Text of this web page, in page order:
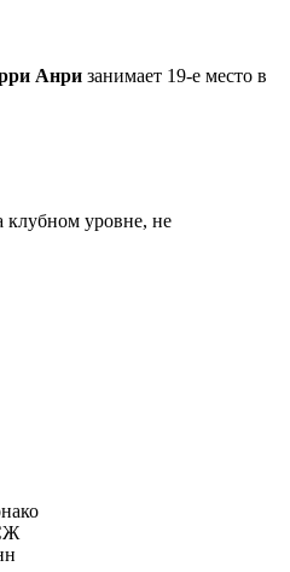
Анри занимает 19-е место в
клубном уровне, не